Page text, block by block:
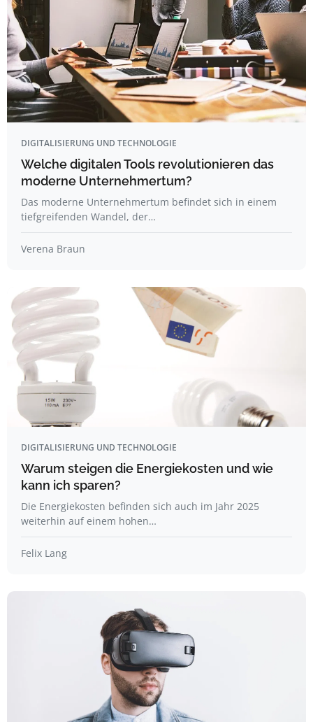
DIGITALISIERUNG UND TECHNOLOGIE
Welche digitalen Tools revolutionieren das
moderne Unternehmertum?
Das moderne Unternehmertum befindet sich in einem
tiefgreifenden Wandel, der…
Verena Braun
DIGITALISIERUNG UND TECHNOLOGIE
Warum steigen die Energiekosten und wie
kann ich sparen?
Die Energiekosten befinden sich auch im Jahr 2025
weiterhin auf einem hohen…
Felix Lang